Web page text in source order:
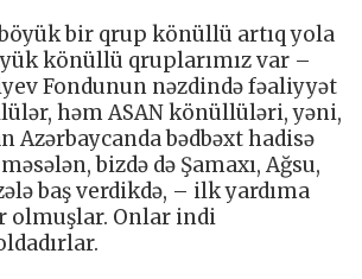
bir qrup könüllü artıq yola
könüllü qruplarımız var –
Fondunun nəzdində fəaliyyət
həm ASAN könüllüləri, yəni,
Azərbaycanda bədbəxt hadisə
bizdə də Şamaxı, Ağsu,
baş verdikdə, – ilk yardıma
olmuşlar. Onlar indi